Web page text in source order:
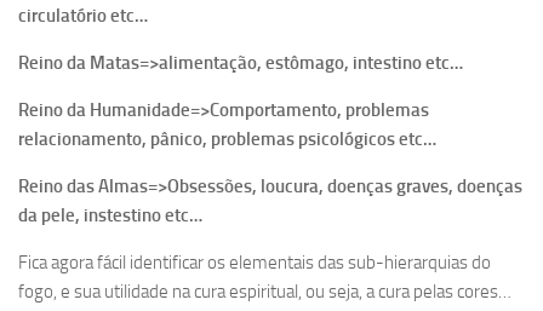
circulatório etc…
Reino da Matas=>alimentação, estômago, intestino etc…
Reino da Humanidade=>Comportamento, problemas
relacionamento, pânico, problemas psicológicos etc…
Reino das Almas=>Obsessões, loucura, doenças graves, doenças
da pele, instestino etc…
Fica agora fácil identificar os elementais das sub-hierarquias do
fogo, e sua utilidade na cura espiritual, ou seja, a cura pelas cores…